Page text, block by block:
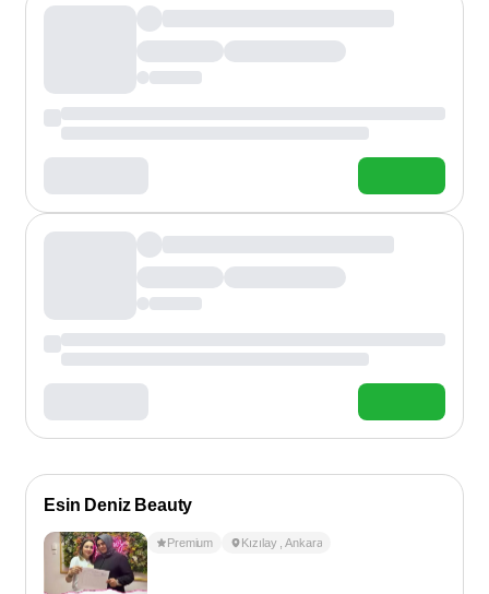
Esin Deniz Beauty
Premium Kızılay ,Ankara